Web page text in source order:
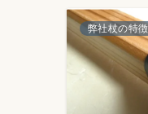
弊社杖の特徴